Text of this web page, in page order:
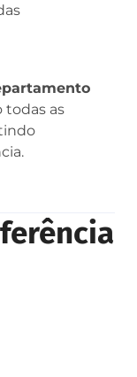
todas as